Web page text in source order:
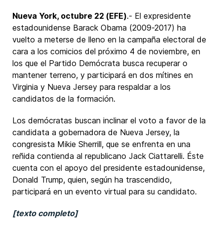
Nueva York, octubre 22 (EFE).- El expresidente
estadounidense Barack Obama (2009-2017) ha
vuelto a meterse de lleno en la campaña electoral de
cara a los comicios del próximo 4 de noviembre, en
los que el Partido Demócrata busca recuperar o
mantener terreno, y participará en dos mítines en
Virginia y Nueva Jersey para respaldar a los
candidatos de la formación.
Los demócratas buscan inclinar el voto a favor de la
candidata a gobernadora de Nueva Jersey, la
congresista Mikie Sherrill, que se enfrenta en una
reñida contienda al republicano Jack Ciattarelli. Éste
cuenta con el apoyo del presidente estadounidense,
Donald Trump, quien, según ha trascendido,
participará en un evento virtual para su candidato.
[texto completo]